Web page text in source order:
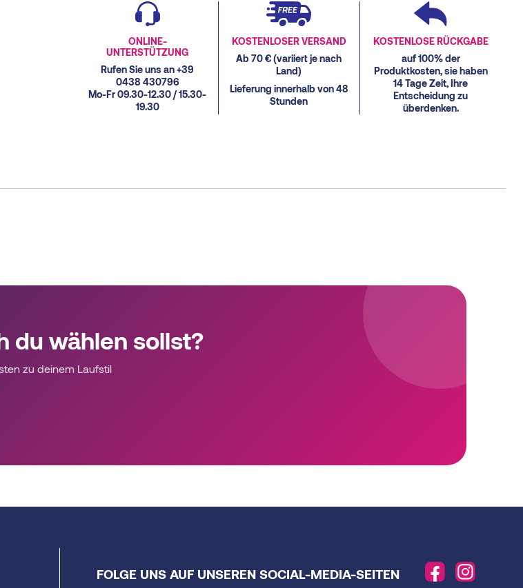
ONLINE-
UNTERSTÜTZUNG
Rufen Sie uns an +39
0438 430796
Mo-Fr 09.30-12.30 / 15.30-
19.30
KOSTENLOSER VERSAND
Ab 70 € (variiert je nach
Land)
Lieferung innerhalb von 48
Stunden
KOSTENLOSE RÜCKGABE
auf 100% der
Produktkosten, sie haben
14 Tage Zeit, Ihre
Entscheidung zu
überdenken.
du wählen sollst?
zu deinem Laufstil
FOLGE UNS AUF UNSEREN SOCIAL-MEDIA-SEITEN